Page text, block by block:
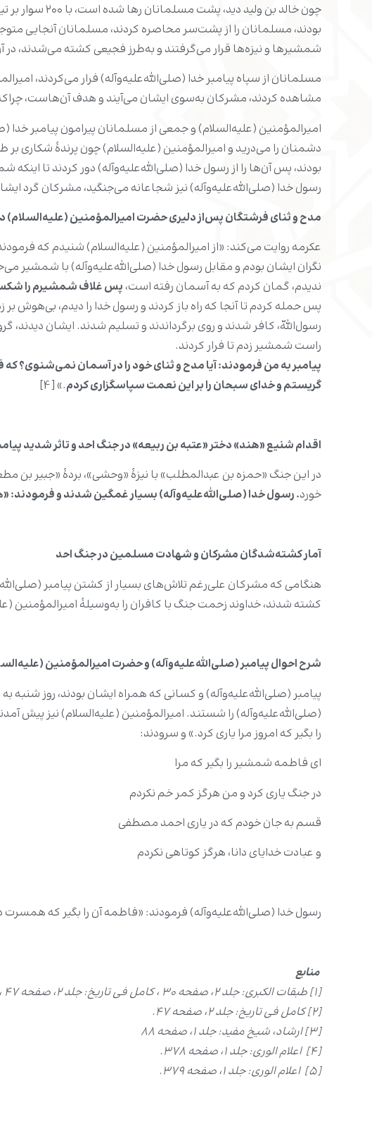
چون خالد بن
بودند، مسلمانان را از پشت‌سر محاصره کردند، مسلمانان آنجایی
شمشیرها و نیزه‌ها قرار می‌گرفتند و به‌طرز فجیعی کشته می‌‌شدند،
مسلمانان از سپاه پیامبر خدا (صلی‌الله‌علیه‌وآله) فرار می‌کردند،
مشاهده کردند، مشرکان به‌سوی ایشان می‌آیند و هدف آن‌هاست،
امیرالمؤمنین (علیه‌السلام) و جمعی از مسلمانان پیرامون پیامبر خدا
دشمنان را می‌درید و امیرالمؤمنین (علیه‌السلام) چون پرندۀ شکاری بر
بودند، پس آن‌ها را از رسول خدا (صلی‌الله‌علیه‌وآله) دور کردند تا
رسول خدا (صلی‌الله‌علیه‌وآله) نیز شجاعانه می‌جنگید، مشرکان گرد
مدح و ثنای فرشتگان پس‌از دلیری حضرت امیرالمؤمنین (علیه‌السلام)
عکرمه روایت می‌کند: «از امیرالمؤمنین (علیه‌السلام) شنیدم که
نگران ایشان بودم و مقابل رسول خدا (صلی‌الله‌علیه‌وآله) با شمشیر
ندیدم، گمان کردم که به آسمان رفته است، پس غلاف شمشیرم را
پس حمله کردم تا آنجا که راه باز کردند و رسول خدا را دیدم، بی‌هوش
رسول‌اللّه، کافر شدند و روی برگرداندند و تسلیم شدند. ایشان
راست شمشیر زدم تا فرار کردند.
پیامبر به من فرمودند: آیا مدح و ثناى خود را در آسمان
گریستم و خداى سبحان را بر این نعمت سپاسگزارى کردم.» [4]
اقدام شنیع «هند» دختر «عتبه بن ربیعه» در جنگ احد و تاثر شدید
در این جنگ «حمزه بن عبدالمطلب» با نیزۀ «وحشی»، بردۀ «جبیر بن
خورد. رسول خدا (صلی‌الله‌علیه‌وآله) بسیار غمگین شدند و
آمار کشته‌شدگان مشرکان و شهادت مسلمین در جنگ احد
کشته شدند، خداوند زحمت جنگ با کافران را به‌وسیلۀ امیرالمؤمنین
شرح احوال پیامبر (صلی‌الله‌علیه‌وآله) و حضرت امیرالمؤمنین
پیامبر (صلی‌الله‌علیه‌وآله) و کسانی که همراه ایشان بودند، روز
(صلی‌الله‌علیه‌وآله) را شستند. امیرالمؤمنین (علیه‌السلام) نیز پیش
را بگیر که امروز مرا یاری کرد.» و سرودند:
ای فاطمه شمشیر را بگیر که مرا
در جنگ یاری کرد و من هرگز کمر خم نکردم
قسم به جان خودم که در یاری احمد مصطفی
و عبادت خدایای دانا، هرگز کوتاهی نکردم
رسول خدا (صلی‌الله‌علیه‌وآله) فرمودند: «فاطمه آن را بگیر که همسرت
منابع
[۱] طبقات الکبرى: جلد ۲، صفحه ۳۰ ، کامل فی تاریخ: جلد ۲، صفحه ۴۷ ، ارشاد: جلد ۱، صفحه ۸۰ با کمی اختلاف.
[۲] کامل فی تاریخ: جلد ۲، صفحه ۴۷.
[۳] ارشاد، شیخ مفید: جلد ۱، صفحه ۸۸
[۴] اعلام الورى: جلد ۱، صفحه ۳۷۸.
[۵] اعلام الورى: جلد ۱، صفحه ۳۷۹.